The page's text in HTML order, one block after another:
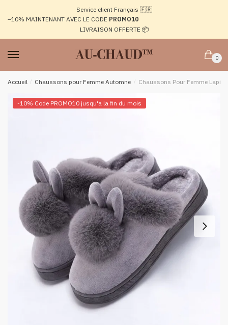
navigation
Service client Français 🇫🇷
–10% MAINTENANT AVEC LE CODE PROMO10
LIVRAISON OFFERTE 📦
0
Accueil / Chaussons pour Femme Automne / Chaussons Pour Femme Lapin
-10% Code PROMO10 jusqu'a la fin du mois